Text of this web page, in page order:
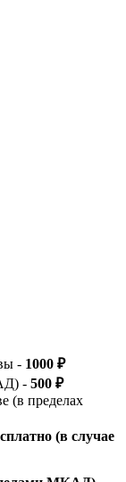
- 1000 ₽
- 500 ₽
(в пределах
(в случае